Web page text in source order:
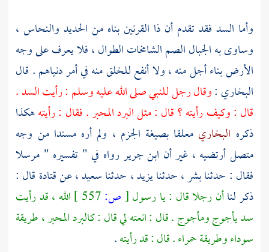
وأما السد فقد تقدم أنذا القرنينبناه من الحديد والنحاس ،
وساوى به الجبال الصم الشامخات الطوال ، فلا يعرف على وجه
الأرض بناء أجل منه ، ولا أنفع للخلق منه في أمر دنياهم . قال
البخاري :وقال رجل للنبي صلى الله عليه وسلم : رأيت السد .
قال : وكيف رأيته ؟ قال : مثل البرد المحبر . فقال : رأيتههكذا
ذكره البخاري معلقا بصيغة الجزم ، ولم أره مسندا من وجه
متصل أرتضيه ، غير أن ابن جريررواه في " تفسيره " مرسلا
فقال : حدثنابشر، حدثنايزيد، حدثناسعيد، عنقتادة قال :
ذكر لناأن رجلا قال : يا رسول[ص:
الله ، قد رأيت
سد يأجوج ومأجوج . قال : انعته لي قال : كالبرد المحبر ، طريقة
سوداء وطريقة حمراء . قال : قد رأيته.